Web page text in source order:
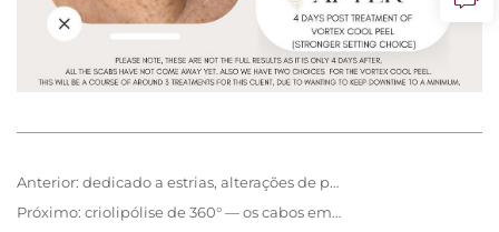
Anterior: dedicado a estrias, alterações de pigmentação e resurfacing cutâneo
Próximo: criolipólise de 360° — os cabos em silicone de grau alimentício